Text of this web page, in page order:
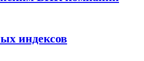
индексов